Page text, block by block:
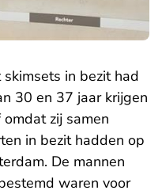
in bezit had
30 en 37 jaar krijgen
zij samen
in bezit hadden op
De mannen
waren voor